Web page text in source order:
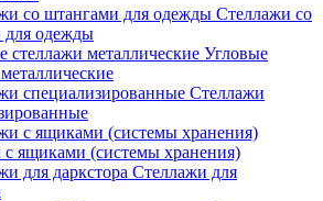
Стеллажи со
для одежды
Угловые
Стеллажи
ящиками (системы хранения)
Стеллажи для